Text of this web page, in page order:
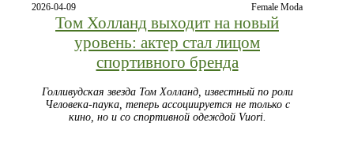
2026-04-09 Female Moda
Том Холланд выходит на новый
уровень: актер стал лицом
спортивного бренда
Голливудская звезда Том Холланд, известный по роли
Человека-паука, теперь ассоциируется не только с
кино, но и со спортивной одеждой Vuori.